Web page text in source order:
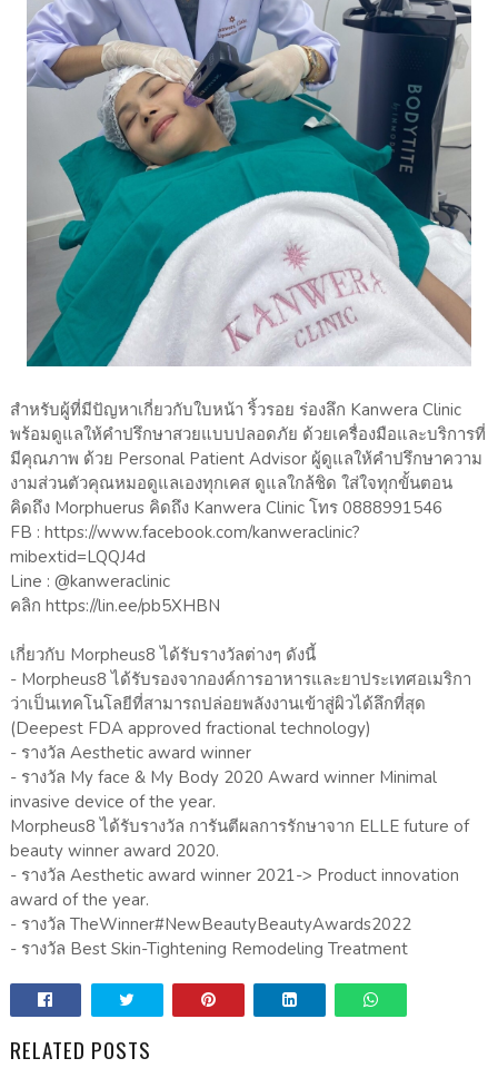
สำหรับผู้ที่มีปัญหาเกี่ยวกับใบหน้า ริ้วรอย ร่องลึก Kanwera Clinic
พร้อมดูแลให้คำปรึกษาสวยแบบปลอดภัย ด้วยเครื่องมือและบริการที่
มีคุณภาพ ด้วย Personal Patient Advisor ผู้ดูแลให้คำปรึกษาความ
งามส่วนตัวคุณหมอดูแลเองทุกเคส ดูแลใกล้ชิด ใส่ใจทุกขั้นตอน
คิดถึง Morphuerus คิดถึง Kanwera Clinic โทร 0888991546
FB : https://www.facebook.com/kanweraclinic?
mibextid=LQQJ4d
Line : @kanweraclinic
คลิก https://lin.ee/pb5XHBN
เกี่ยวกับ Morpheus8 ได้รับรางวัลต่างๆ ดังนี้
- Morpheus8 ได้รับรองจากองค์การอาหารและยาประเทศอเมริกา
ว่าเป็นเทคโนโลยีที่สามารถปล่อยพลังงานเข้าสู่ผิวได้ลึกที่สุด
(Deepest FDA approved fractional technology)
- รางวัล Aesthetic award winner
- รางวัล My face & My Body 2020 Award winner Minimal
invasive device of the year.
Morpheus8 ได้รับรางวัล การันตีผลการรักษาจาก ELLE future of
beauty winner award 2020.
- รางวัล Aesthetic award winner 2021-> Product innovation
award of the year.
- รางวัล TheWinner#NewBeautyBeautyAwards2022
- รางวัล Best Skin-Tightening Remodeling Treatment
RELATED POSTS